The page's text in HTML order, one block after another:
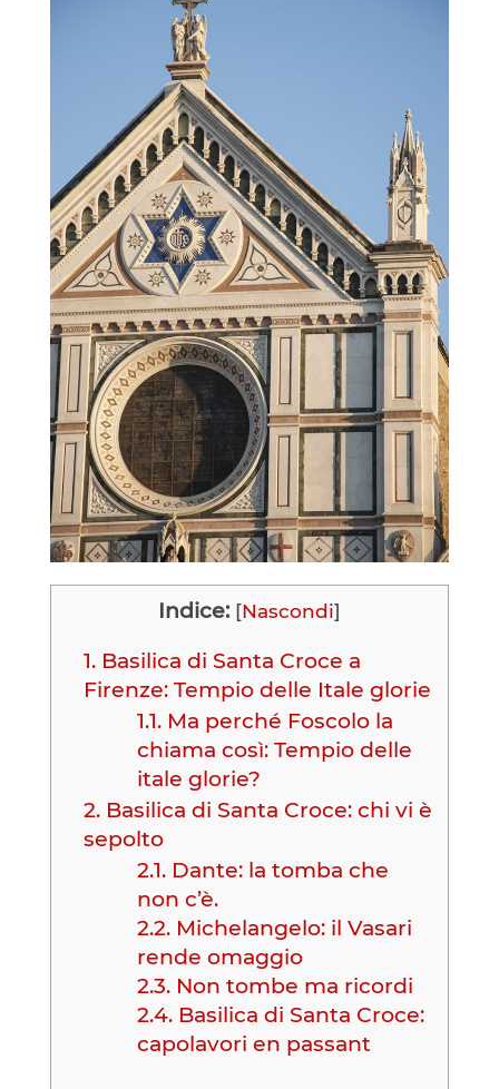
Indice: [Nascondi]
1.Basilica di Santa Croce a
Firenze: Tempio delle Itale glorie
1.1. Ma perché Foscolo la
chiama così: Tempio delle
itale glorie?
2.Basilica di Santa Croce: chi vi è
sepolto
2.1. Dante: la tomba che
non c’è.
2.2. Michelangelo: il Vasari
rende omaggio
2.3. Non tombe ma ricordi
2.4. Basilica di Santa Croce:
capolavori en passant